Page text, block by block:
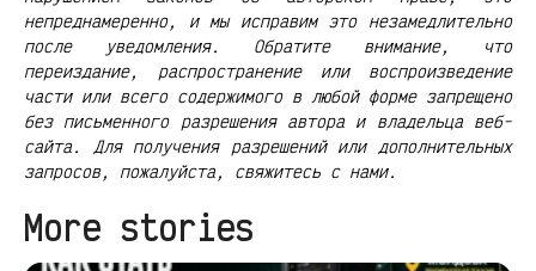
непреднамеренно, и мы исправим это незамедлительно
после уведомления. Обратите внимание, что
переиздание, распространение или воспроизведение
части или всего содержимого в любой форме запрещено
без письменного разрешения автора и владельца веб-
сайта. Для получения разрешений или дополнительных
запросов, пожалуйста, свяжитесь с нами.
More stories